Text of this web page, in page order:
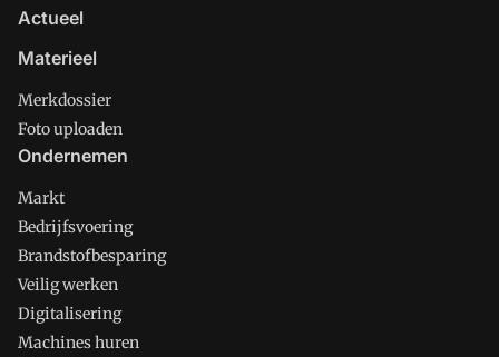
Actueel
Materieel
Merkdossier
Foto uploaden
Ondernemen
Markt
Bedrijfsvoering
Brandstofbesparing
Veilig werken
Digitalisering
Machines huren